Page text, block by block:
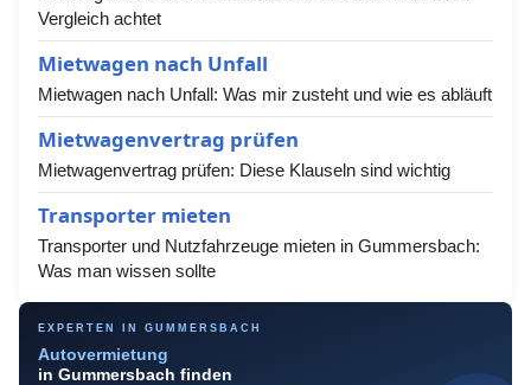
Vergleich achtet
Mietwagen nach Unfall
Mietwagen nach Unfall: Was mir zusteht und wie es abläuft
Mietwagenvertrag prüfen
Mietwagenvertrag prüfen: Diese Klauseln sind wichtig
Transporter mieten
Transporter und Nutzfahrzeuge mieten in Gummersbach:
Was man wissen sollte
EXPERTEN IN GUMMERSBACH
Autovermietung
in Gummersbach finden